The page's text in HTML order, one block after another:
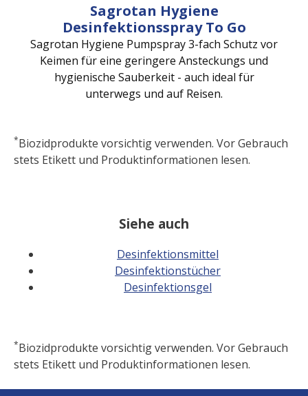
Sagrotan Hygiene
Desinfektionsspray To Go
Sagrotan Hygiene Pumpspray 3-fach Schutz vor
Keimen für eine geringere Ansteckungs und
hygienische Sauberkeit - auch ideal für
unterwegs und auf Reisen.
*Biozidprodukte vorsichtig verwenden. Vor Gebrauch
stets Etikett und Produktinformationen lesen.
Siehe auch
Desinfektionsmittel
Desinfektionstücher
Desinfektionsgel
*Biozidprodukte vorsichtig verwenden. Vor Gebrauch
stets Etikett und Produktinformationen lesen.